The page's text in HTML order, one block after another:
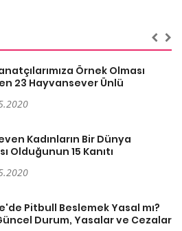
Örnek Olması
23 Hayvansever Ünlü
Kadınların Bir Dünya
Olduğunun 15 Kanıtı
Pitbull Beslemek Yasal mı?
Durum, Yasalar ve Cezalar